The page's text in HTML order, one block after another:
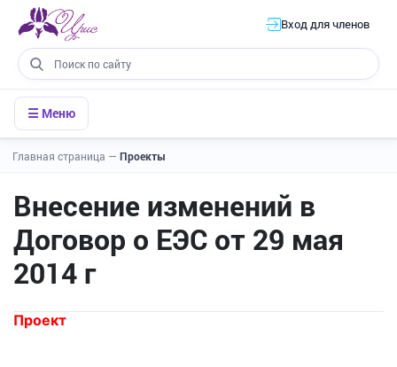
Вход для членов
☰ Меню
Главная страница — Проекты
Внесение изменений в
Договор о ЕЭС от 29 мая
2014 г
Проект